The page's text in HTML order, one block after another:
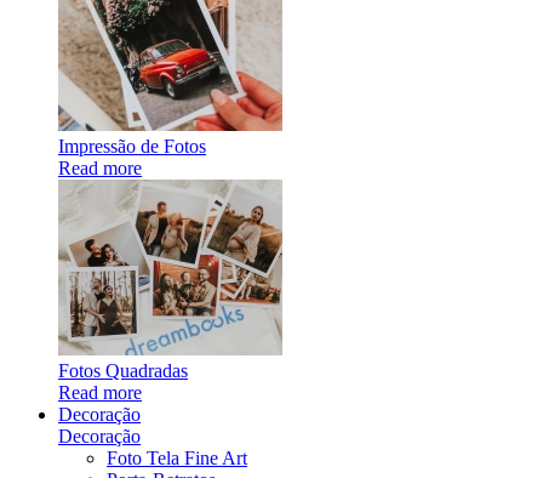
Impressão de Fotos
Read more
Fotos Quadradas
Read more
Decoração
Decoração
Foto Tela Fine Art